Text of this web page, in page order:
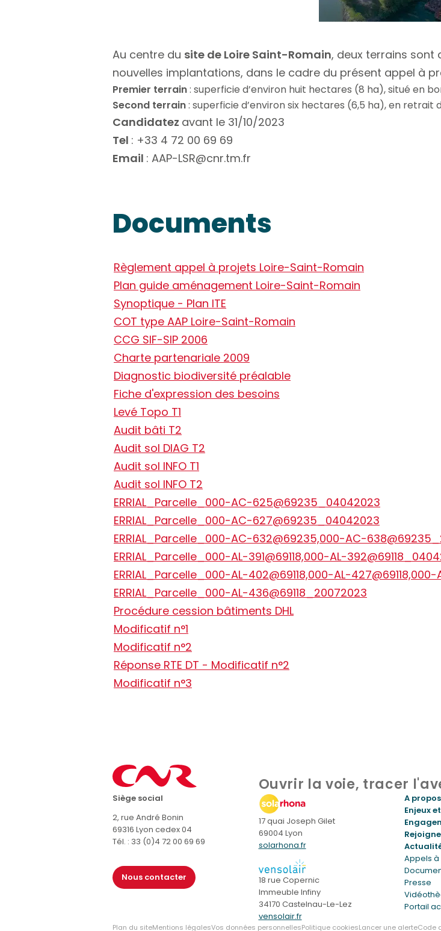
Au centre du site de Loire Saint-Romain, deux terrains
nouvelles implantations, dans le cadre du présent appel à
Premier terrain: superficie d’environ huit hectares (8 ha), situé en
Second terrain: superficie d’environ six hectares (6,5 ha), en retrait
Candidatez avant le 31/10/2023
Tel : +33 4 72 00 69 69
Email : AAP-LSR@cnr.tm.fr
Documents
Règlement appel à projets Loire-Saint-Romain
Plan guide aménagement Loire-Saint-Romain
Synoptique - Plan ITE
COT type AAP Loire-Saint-Romain
CCG SIF-SIP 2006
Charte partenariale 2009
Diagnostic biodiversité préalable
Fiche d'expression des besoins
Levé Topo T1
Audit bâti T2
Audit sol DIAG T2
Audit sol INFO T1
Audit sol INFO T2
ERRIAL_Parcelle_000-AC-625@69235_04042023
ERRIAL_Parcelle_000-AC-627@69235_04042023
ERRIAL_Parcelle_000-AC-632@69235,000-AC-
ERRIAL_Parcelle_000-AL-391@69118,000-AL-
ERRIAL_Parcelle_000-AL-402@69118,000-AL-
ERRIAL_Parcelle_000-AL-436@69118_20072023
Procédure cession bâtiments DHL
Modificatif n°1
Modificatif n°2
Réponse RTE DT - Modificatif n°2
Modificatif n°3
Ouvrir la voie, tracer
Siège social
2, rue André Bonin
69316 Lyon cedex 04
Tél. : 33 (0)4 72 00 69 69
Nous contacter
17 quai Joseph Gilet
69004 Lyon
solarhona.fr
18 rue Copernic
Immeuble Infiny
34170 Castelnau-Le-Lez
vensolair.fr
A propos
Enjeux
Appels à
Presse
Portail
Plan du siteMentions légalesVos données personnellesPolitique cookiesLancer une alerteCode